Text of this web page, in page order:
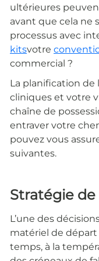
ultérieures
avant que cela ne
processus avec
kitsvotre
commercial ?
La planification
cliniques et votre
chaîne de
entraver votre
pouvez vous
suivantes.
Stratégie
L’une des
matériel de départ
temps, à la